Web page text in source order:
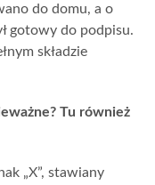
do domu, a o
gotowy do podpisu.
składzie
Tu również
„X”, stawiany